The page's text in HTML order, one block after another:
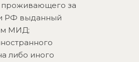
проживающего за
РФ выданный
МИД;
либо иного